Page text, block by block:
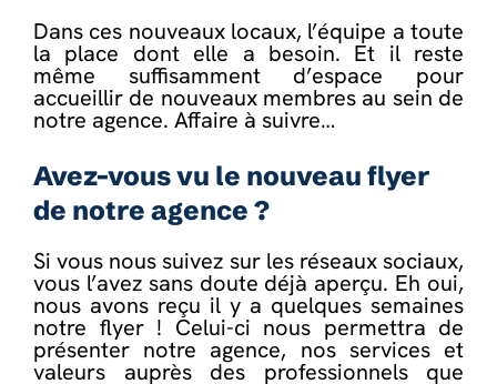
Dans ces nouveaux locaux, l’équipe a toute
la place dont elle a besoin. Et il reste
même suffisamment d’espace pour
accueillir de nouveaux membres au sein de
notre agence. Affaire à suivre…
Avez-vous vu le nouveau flyer
de notre agence ?
Si vous nous suivez sur les réseaux sociaux,
vous l’avez sans doute déjà aperçu. Eh oui,
nous avons reçu il y a quelques semaines
notre flyer ! Celui-ci nous permettra de
présenter notre agence, nos services et
valeurs auprès des professionnels que